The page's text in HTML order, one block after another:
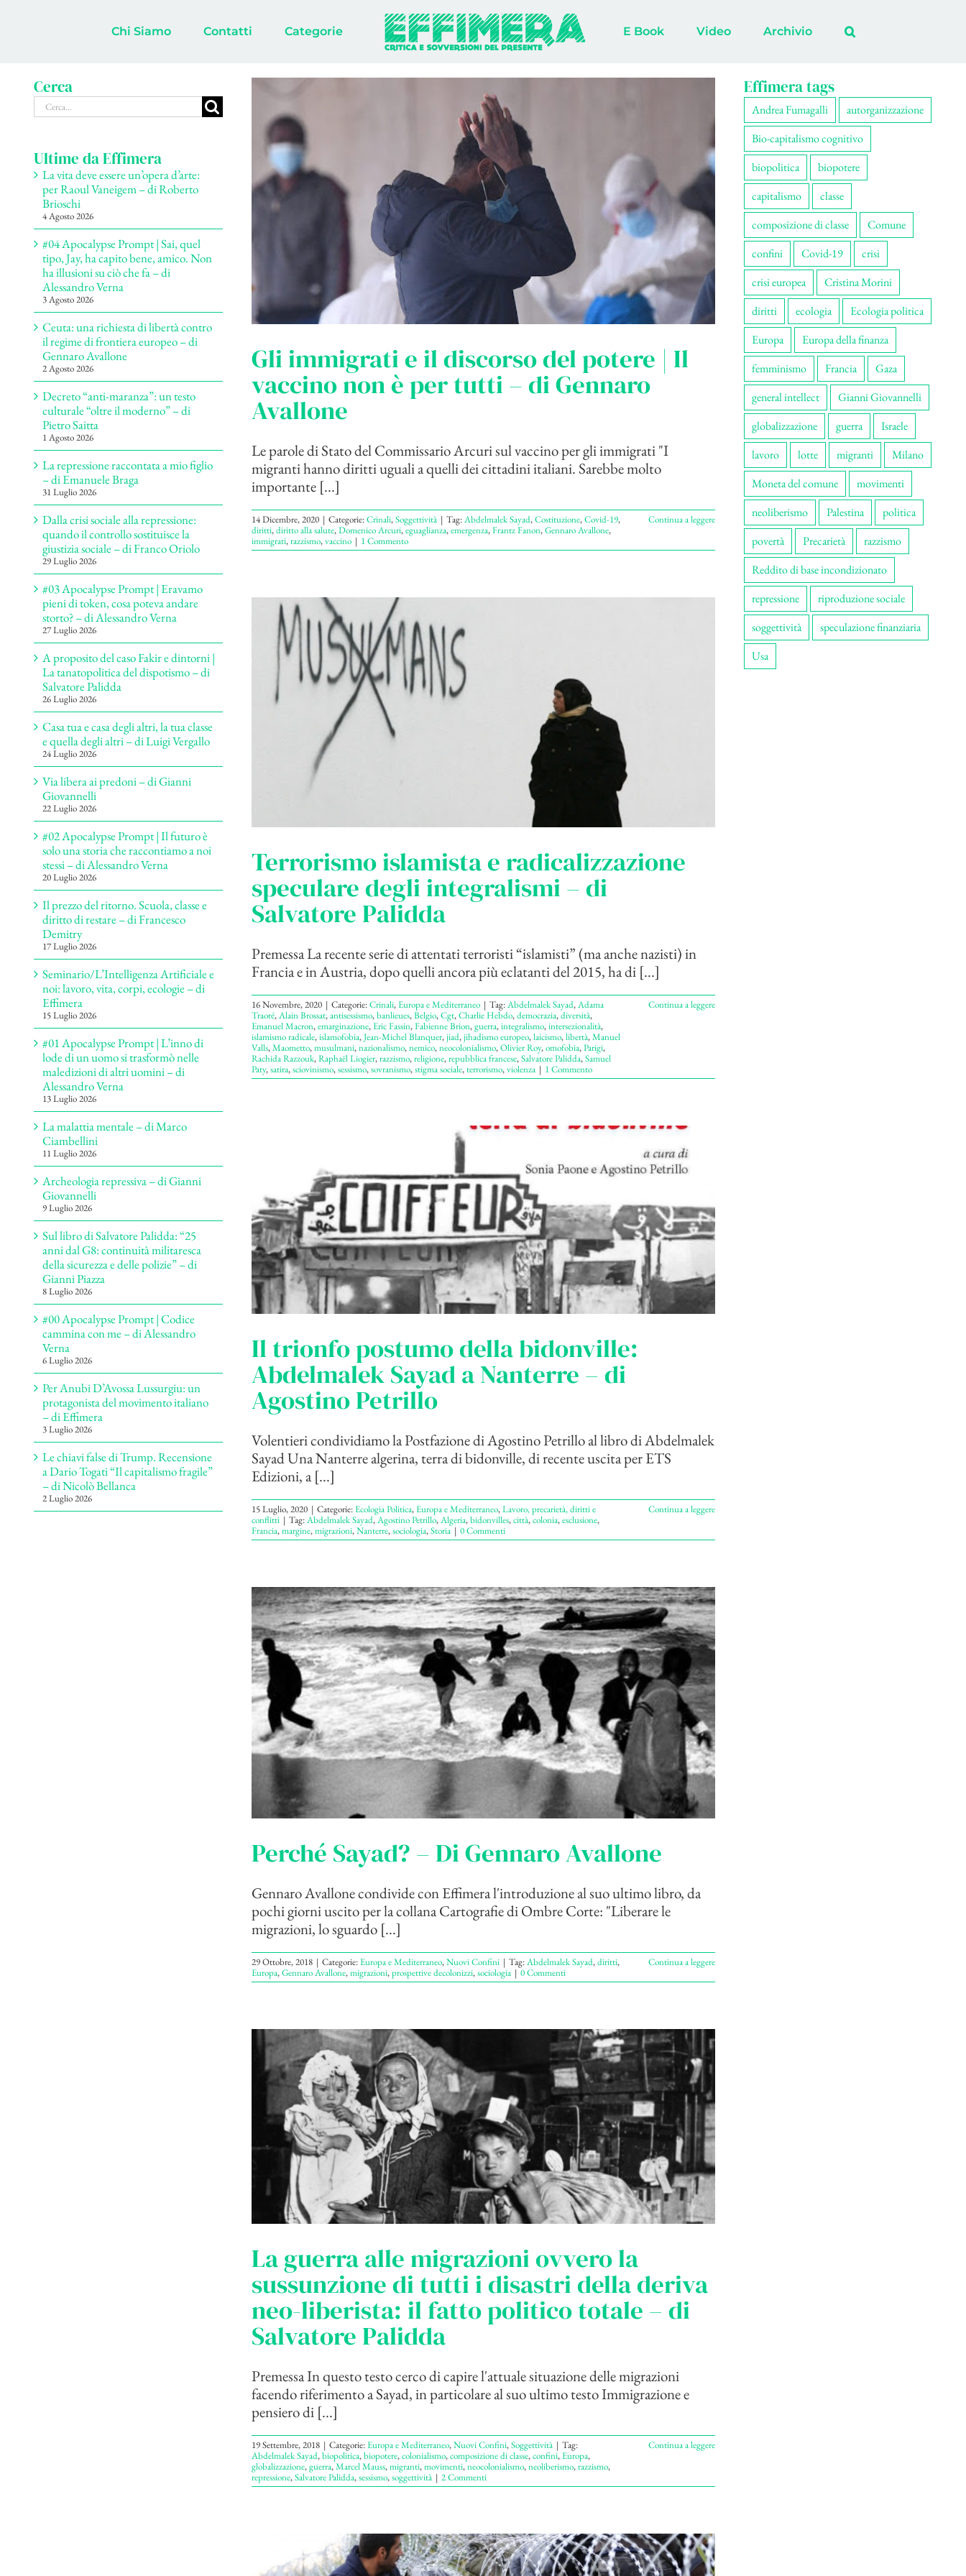
Chi Siamo Contatti Categorie E Book Video Archivio
Gli immigrati e il discorso del potere | Il
vaccino non è per tutti – di Gennaro
Avallone
Le parole di Stato del Commissario Arcuri sul vaccino per gli immigrati "I
migranti hanno diritti uguali a quelli dei cittadini italiani. Sarebbe molto
importante [...]
14 Dicembre, 2020 | Categorie:Crinali,Soggettività | Tag:Abdelmalek Sayad,Costituzione,Covid-19,
diritti,diritto alla salute,Domenico Arcuri,eguaglianza,emergenza,Frantz Fanon,Gennaro Avallone,
immigrati,razzismo,vaccino | 1 Commento
Continua a leggere
Terrorismo islamista e radicalizzazione
speculare degli integralismi – di
Salvatore Palidda
Premessa La recente serie di attentati terroristi “islamisti” (ma anche nazisti) in
Francia e in Austria, dopo quelli ancora più eclatanti del 2015, ha di [...]
16 Novembre, 2020 | Categorie:Crinali,Europa e Mediterraneo | Tag:Abdelmalek Sayad,Adama
Traoré,Alain Brossat,antisessismo,banlieues,Belgio,Cgt,Charlie Hebdo,democrazia,diversità,
Emanuel Macron,emarginazione,Eric Fassin,Fabienne Brion,guerra,integralismo,intersezionalità,
islamismo radicale,islamofobia,Jean-Michel Blanquer,jiad,jihadismo europeo,laicismo,libertà,Manuel
Valls,Maometto,musulmani,nazionalismo,nemico,neocolonialismo,Olivier Roy,omofobia,Parigi,
Rachida Razzouk,Raphaël Liogier,razzismo,religione,repubblica francese,Salvatore Palidda,Samuel
Paty,satira,sciovinismo,sessismo,sovranismo,stigma sociale,terrorismo,violenza | 1 Commento
Continua a leggere
Il trionfo postumo della bidonville:
Abdelmalek Sayad a Nanterre – di
Agostino Petrillo
Volentieri condividiamo la Postfazione di Agostino Petrillo al libro di Abdelmalek
Sayad Una Nanterre algerina, terra di bidonville, di recente uscita per ETS
Edizioni, a [...]
15 Luglio, 2020 | Categorie:Ecologia Politica,Europa e Mediterraneo,Lavoro, precarietà, diritti e
conflitti | Tag:Abdelmalek Sayad,Agostino Petrillo,Algeria,bidonvilles,città,colonia,esclusione,
Francia,margine,migrazioni,Nanterre,sociologia,Storia | 0 Commenti
Continua a leggere
Perché Sayad? – Di Gennaro Avallone
Gennaro Avallone condivide con Effimera l'introduzione al suo ultimo libro, da
pochi giorni uscito per la collana Cartografie di Ombre Corte: "Liberare le
migrazioni, lo sguardo [...]
29 Ottobre, 2018 | Categorie:Europa e Mediterraneo,Nuovi Confini | Tag:Abdelmalek Sayad,diritti,
Europa,Gennaro Avallone,migrazioni,prospettive decolonizzi,sociologia | 0 Commenti
Continua a leggere
La guerra alle migrazioni ovvero la
sussunzione di tutti i disastri della deriva
neo-liberista: il fatto politico totale – di
Salvatore Palidda
Premessa In questo testo cerco di capire l'attuale situazione delle migrazioni
facendo riferimento a Sayad, in particolare al suo ultimo testo Immigrazione e
pensiero di [...]
19 Settembre, 2018 | Categorie:Europa e Mediterraneo,Nuovi Confini,Soggettività | Tag:
Abdelmalek Sayad,biopolitica,biopotere,colonialismo,composizione di classe,confini,Europa,
globalizzazione,guerra,Marcel Mauss,migranti,movimenti,neocolonialismo,neoliberismo,razzismo,
repressione,Salvatore Palidda,sessismo,soggettività | 2 Commenti
Continua a leggere
Cerca
Cerca
per:
Ultime da Effimera
La vita deve essere un’opera d’arte:
per Raoul Vaneigem – di Roberto
Brioschi
4 Agosto 2026
#04 Apocalypse Prompt | Sai, quel
tipo, Jay, ha capito bene, amico. Non
ha illusioni su ciò che fa – di
Alessandro Verna
3 Agosto 2026
Ceuta: una richiesta di libertà contro
il regime di frontiera europeo – di
Gennaro Avallone
2 Agosto 2026
Decreto “anti-maranza”: un testo
culturale “oltre il moderno” – di
Pietro Saitta
1 Agosto 2026
La repressione raccontata a mio figlio
– di Emanuele Braga
31 Luglio 2026
Dalla crisi sociale alla repressione:
quando il controllo sostituisce la
giustizia sociale – di Franco Oriolo
29 Luglio 2026
#03 Apocalypse Prompt | Eravamo
pieni di token, cosa poteva andare
storto? – di Alessandro Verna
27 Luglio 2026
A proposito del caso Fakir e dintorni |
La tanatopolitica del dispotismo – di
Salvatore Palidda
26 Luglio 2026
Casa tua e casa degli altri, la tua classe
e quella degli altri – di Luigi Vergallo
24 Luglio 2026
Via libera ai predoni – di Gianni
Giovannelli
22 Luglio 2026
#02 Apocalypse Prompt | Il futuro è
solo una storia che raccontiamo a noi
stessi – di Alessandro Verna
20 Luglio 2026
Il prezzo del ritorno. Scuola, classe e
diritto di restare – di Francesco
Demitry
17 Luglio 2026
Seminario/L’Intelligenza Artificiale e
noi: lavoro, vita, corpi, ecologie – di
Effimera
15 Luglio 2026
#01 Apocalypse Prompt | L’inno di
lode di un uomo si trasformò nelle
maledizioni di altri uomini – di
Alessandro Verna
13 Luglio 2026
La malattia mentale – di Marco
Ciambellini
11 Luglio 2026
Archeologia repressiva – di Gianni
Giovannelli
9 Luglio 2026
Sul libro di Salvatore Palidda: “25
anni dal G8: continuità militaresca
della sicurezza e delle polizie” – di
Gianni Piazza
8 Luglio 2026
#00 Apocalypse Prompt | Codice
cammina con me – di Alessandro
Verna
6 Luglio 2026
Per Anubi D’Avossa Lussurgiu: un
protagonista del movimento italiano
– di Effimera
3 Luglio 2026
Le chiavi false di Trump. Recensione
a Dario Togati “Il capitalismo fragile”
– di Nicolò Bellanca
2 Luglio 2026
Effimera tags
Andrea Fumagalli
autorganizzazione
Bio-capitalismo cognitivo
biopolitica
biopotere
capitalismo
classe
composizione di classe
Comune
confini
Covid-19
crisi
crisi europea
Cristina Morini
diritti
ecologia
Ecologia politica
Europa
Europa della finanza
femminismo
Francia
Gaza
general intellect
Gianni Giovannelli
globalizzazione
guerra
Israele
lavoro
lotte migranti
Milano
Moneta del comune
movimenti
neoliberismo
Palestina
politica
povertà
Precarietà
razzismo
Reddito di base incondizionato
repressione
riproduzione sociale
soggettività
speculazione finanziaria
Usa